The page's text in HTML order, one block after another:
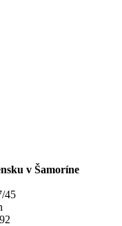
v Šamoríne
45